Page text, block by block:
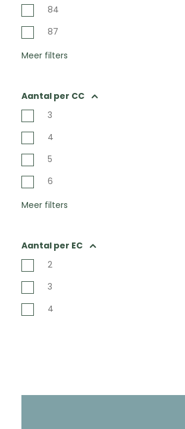
84
87
Meer filters
Aantal per CC
3
4
5
6
Meer filters
Aantal per EC
2
3
4